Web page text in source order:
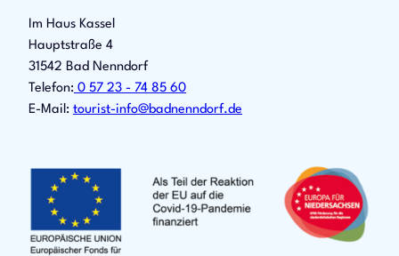
Im Haus Kassel
Hauptstraße 4
31542 Bad Nenndorf
Telefon: 0 57 23 - 74 85 60
E-Mail: tourist-info@badnenndorf.de